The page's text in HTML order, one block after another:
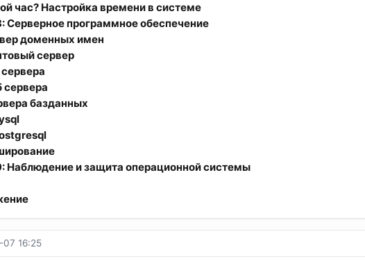
час? Настройка времени в системе
Серверное программное обеспечение
доменных имен
сервер
сервера
базданных
Наблюдение и защита операционной системы
07 16:25